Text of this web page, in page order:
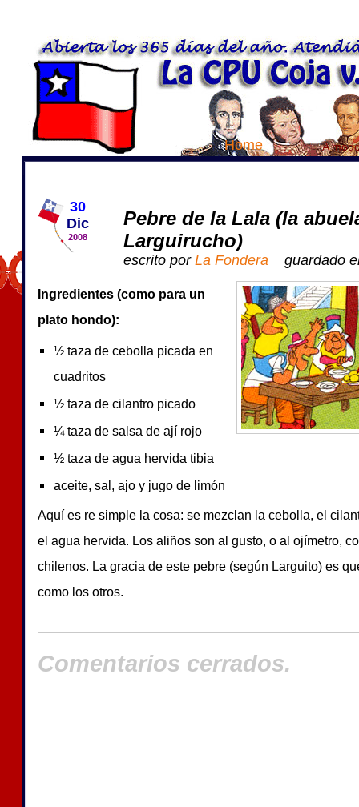
Home A
30
Dic
2008
Pebre de la Lala (la
Larguirucho)
escrito por La Fondera guardado
Ingredientes (como para un
plato hondo):
½ taza de cebolla picada en
cuadritos
½ taza de cilantro picado
¼ taza de salsa de ají rojo
½ taza de agua hervida tibia
aceite, sal, ajo y jugo de limón
Aquí es re simple la cosa: se mezclan la cebolla, el
el agua hervida. Los aliños son al gusto, o al ojímetro,
chilenos. La gracia de este pebre (según Larguito) es
como los otros.
Comentarios cerrados.